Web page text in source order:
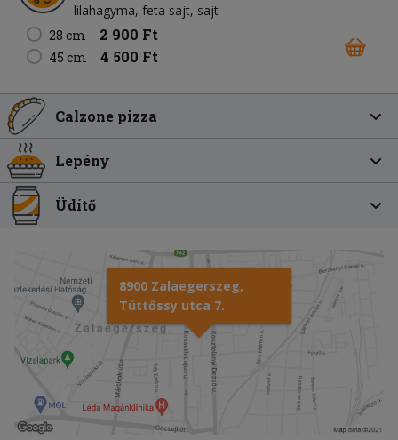
lilahagyma feta sajt sajt
28 cm
2 900 Ft
45 cm 4 500 Ft
Calzone pizza
Lepény
Üdítő
8900 Zalaegerszeg,
Tüttőssy utca 7.